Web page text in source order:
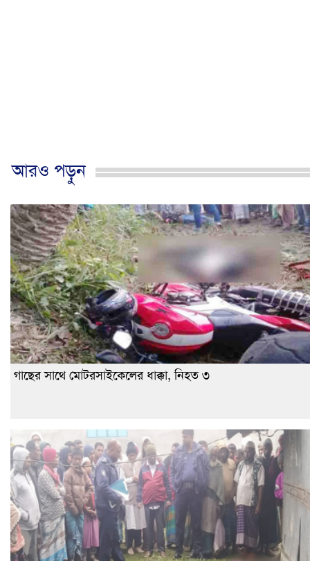
আরও পড়ুন
গাছের সাথে মোটরসাইকেলের ধাক্কা, নিহত ৩